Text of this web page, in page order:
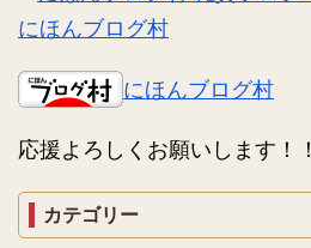
にほんブログ村
にほんブログ村
応援よろしくお願いします！！
カテゴリー